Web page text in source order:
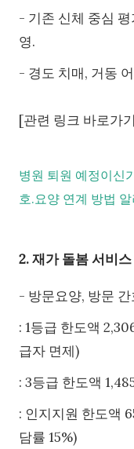
- 기존 신체 중심
영.
- 경도 치매, 거동
[관련 링크 바로가
병원 퇴원 예정이신
호.요양 연계 방법
2. 재가 돌봄 서비
- 방문요양, 방문
: 1등급 한도액
급자 면제)
: 3등급 한도액
: 인지지원 한도액
담률 15%)